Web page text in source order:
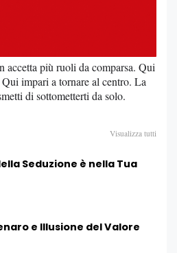
più ruoli da comparsa. Qui
impari a tornare al centro. La
di sottometterti da solo.
Visualizza tutti
Seduzione è nella Tua
e Illusione del Valore